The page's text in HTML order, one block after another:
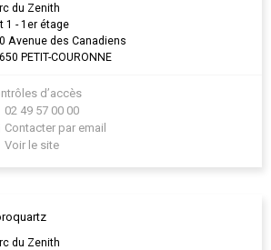
du Zenith
1 - 1er étage
Avenue des Canadiens
PETIT-COURONNE
d’accès
02 49 57 00 00
Contacter par email
Voir le site
du Zenith